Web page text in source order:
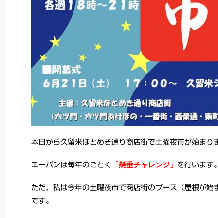
本日から久留米ほとめき通り商店街で土曜夜市が始まり
エーパシは毎年のごとく 「懸垂チャレンジ」 を行います
ただ、私は今年の土曜夜市で商店街のブース（屋根が始
です。